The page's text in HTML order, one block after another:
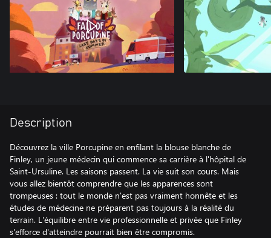
Description
Découvrez la ville Porcupine en enfilant la blouse blanche de
Finley, un jeune médecin qui commence sa carrière à l'hôpital de
Saint-Ursuline. Les saisons passent. La vie suit son cours. Mais
vous allez bientôt comprendre que les apparences sont
trompeuses : tout le monde n'est pas vraiment honnête et les
études de médecine ne préparent pas toujours à la réalité du
terrain. L'équilibre entre vie professionnelle et privée que Finley
s'efforce d'atteindre pourrait bien être compromis.